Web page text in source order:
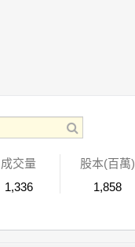
成交量
1,336
股本(百萬)
1,858